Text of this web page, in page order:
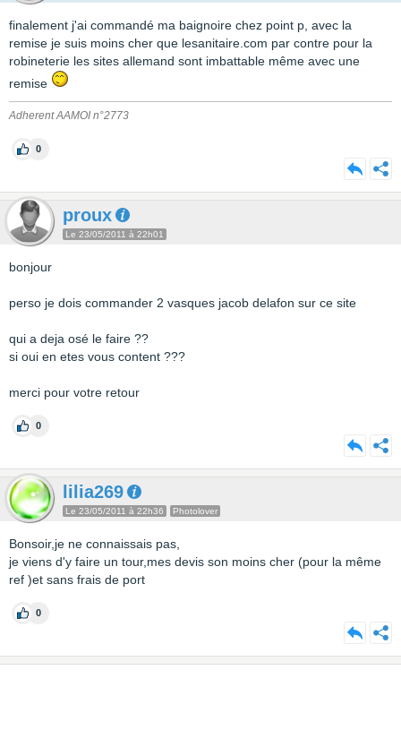
finalement j'ai commandé ma baignoire chez point p, avec la
remise je suis moins cher que lesanitaire.com par contre pour la
robineterie les sites allemand sont imbattable même avec une
remise
Adherent AAMOI n°2773
0
proux
Le 23/05/2011 à 22h01
bonjour
perso je dois commander 2 vasques jacob delafon sur ce site
qui a deja osé le faire ??
si oui en etes vous content ???
merci pour votre retour
0
lilia269
Le 23/05/2011 à 22h36 Photolover
Bonsoir,je ne connaissais pas,
je viens d'y faire un tour,mes devis son moins cher (pour la même
ref )et sans frais de port
0